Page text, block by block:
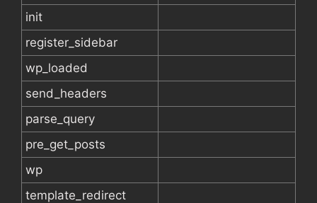
init
register_sidebar
wp_loaded
send_headers
parse_query
pre_get_posts
wp
template_redirect